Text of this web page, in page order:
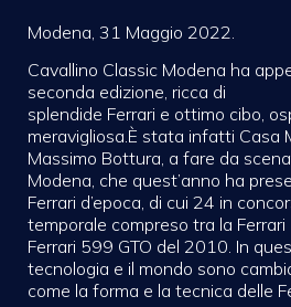
Modena, 31 Maggio 2022.
Cavallino Classic Modena ha
seconda edizione, ricca di
splendide Ferrari e ottimo cibo,
meravigliosa.È stata infatti Casa
Massimo Bottura, a fare da
Modena, che quest’anno ha
Ferrari d’epoca, di cui 24 in
temporale compreso tra la
Ferrari 599 GTO del 2010. In
tecnologia e il mondo sono
come la forma e la tecnica delle